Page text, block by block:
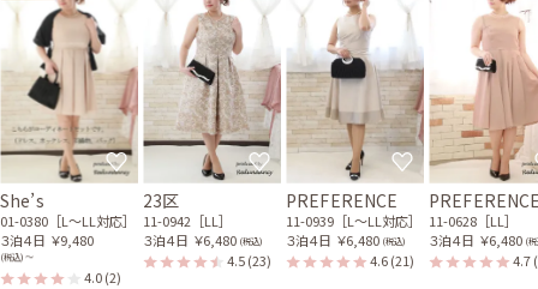
She’s
01-0380［L〜LL対応］
３泊４日 ￥9,480
(税込) 〜
4.0(2)
23区
11-0942［LL］
３泊４日 ￥6,480 (税込)
4.5(23)
PREFERENCE
11-0939［L〜LL対応］
３泊４日 ￥6,480 (税込)
4.6(21)
11-0628［LL］
３泊４日 ￥6,480 (
4.7